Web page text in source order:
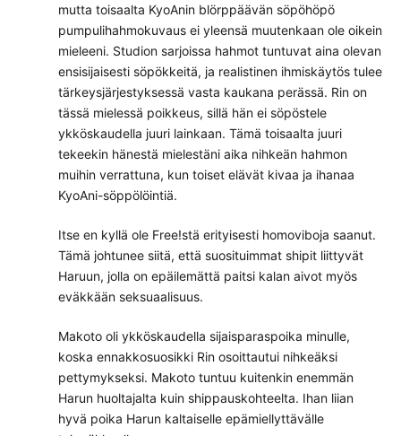
mutta toisaalta KyoAnin blörppäävän söpöhöpö
pumpulihahmokuvaus ei yleensä muutenkaan ole oikein
mieleeni. Studion sarjoissa hahmot tuntuvat aina olevan
ensisijaisesti söpökkeitä, ja realistinen ihmiskäytös tulee
tärkeysjärjestyksessä vasta kaukana perässä. Rin on
tässä mielessä poikkeus, sillä hän ei söpöstele
ykköskaudella juuri lainkaan. Tämä toisaalta juuri
tekeekin hänestä mielestäni aika nihkeän hahmon
muihin verrattuna, kun toiset elävät kivaa ja ihanaa
KyoAni-söppölöintiä.
Itse en kyllä ole Free!stä erityisesti homoviboja saanut.
Tämä johtunee siitä, että suosituimmat shipit liittyvät
Haruun, jolla on epäilemättä paitsi kalan aivot myös
eväkkään seksuaalisuus.
Makoto oli ykköskaudella sijaisparaspoika minulle,
koska ennakkosuosikki Rin osoittautui nihkeäksi
pettymykseksi. Makoto tuntuu kuitenkin enemmän
Harun huoltajalta kuin shippauskohteelta. Ihan liian
hyvä poika Harun kaltaiselle epämiellyttävälle